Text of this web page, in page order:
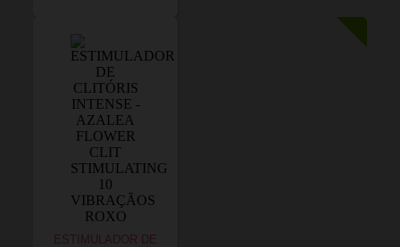
ESTIMULADOR DE